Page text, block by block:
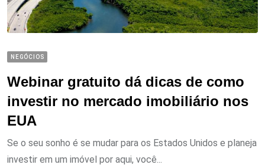
NEGÓCIOS
Webinar gratuito dá dicas de como
investir no mercado imobiliário nos
EUA
Se o seu sonho é se mudar para os Estados Unidos e planeja
investir em um imóvel por aqui, você...